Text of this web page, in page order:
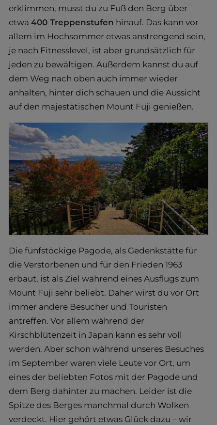
erklimmen, musst du zu Fuß den Berg über
etwa 400 Treppenstufen hinauf. Das kann vor
allem im Hochsommer etwas anstrengend sein,
je nach Fitnesslevel, ist aber grundsätzlich für
jeden zu bewältigen. Außerdem kannst du auf
dem Weg nach oben auch immer wieder
anhalten, hinter dich schauen und die Aussicht
auf den majestätischen Mount Fuji genießen.
Die fünfstöckige Pagode, als Gedenkstätte für
die Verstorbenen und für den Frieden 1963
erbaut, ist als Ziel während eines Ausflugs zum
Mount Fuji sehr beliebt. Daher wirst du vor Ort
immer andere Besucher und Touristen
antreffen. Vor allem während der
Kirschblütenzeit in Japan kann es sehr voll
werden. Aber schon während unseres Besuches
im September waren viele Leute vor Ort, um
eines der beliebten Fotos mit der Pagode und
dem Berg dahinter zu machen. Leider ist die
Spitze des Berges manchmal durch Wolken
verdeckt. Hier gehört etwas Glück dazu – wir